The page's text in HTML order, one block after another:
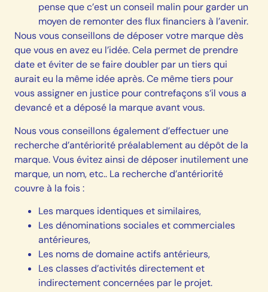
pense que c’est un conseil malin pour garder un
moyen de remonter des flux financiers à l’avenir.
Nous vous conseillons de déposer votre marque dès
que vous en avez eu l’idée. Cela permet de prendre
date et éviter de se faire doubler par un tiers qui
aurait eu la même idée après. Ce même tiers pour
vous assigner en justice pour contrefaçons s‘il vous a
devancé et a déposé la marque avant vous.
Nous vous conseillons également d’effectuer une
recherche d’antériorité préalablement au dépôt de la
marque. Vous évitez ainsi de déposer inutilement une
marque, un nom, etc.. La recherche d’antériorité
couvre à la fois :
Les marques identiques et similaires,
Les dénominations sociales et commerciales
antérieures,
Les noms de domaine actifs antérieurs,
Les classes d’activités directement et
indirectement concernées par le projet.